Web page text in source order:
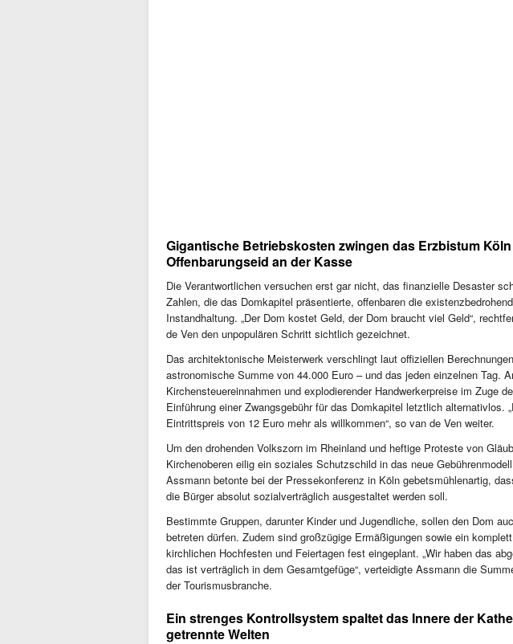
Gigantische Betriebskosten zwingen das Erzbistum
Offenbarungseid an der Kasse
Die Verantwortlichen versuchen erst gar nicht, das finanzielle Desaster
Zahlen, die das Domkapitel präsentierte, offenbaren die
Instandhaltung. „Der Dom kostet Geld, der Dom braucht viel Geld“,
de Ven den unpopulären Schritt sichtlich gezeichnet.
Das architektonische Meisterwerk verschlingt laut offiziellen
astronomische Summe von 44.000 Euro – und das jeden einzelnen Tag.
Kirchensteuereinnahmen und explodierender Handwerkerpreise im Zuge
Einführung einer Zwangsgebühr für das Domkapitel letztlich alternativlos.
Eintrittspreis von 12 Euro mehr als willkommen“, so van de Ven weiter.
Um den drohenden Volkszorn im Rheinland und heftige Proteste von
Kirchenoberen eilig ein soziales Schutzschild in das neue
Assmann betonte bei der Pressekonferenz in Köln gebetsmühlenartig,
die Bürger absolut sozialverträglich ausgestaltet werden soll.
Bestimmte Gruppen, darunter Kinder und Jugendliche, sollen den Dom
betreten dürfen. Zudem sind großzügige Ermäßigungen sowie ein
kirchlichen Hochfesten und Feiertagen fest eingeplant. „Wir haben das
das ist verträglich in dem Gesamtgefüge“, verteidigte Assmann die
der Tourismusbranche.
Ein strenges Kontrollsystem spaltet das Innere der
getrennte Welten